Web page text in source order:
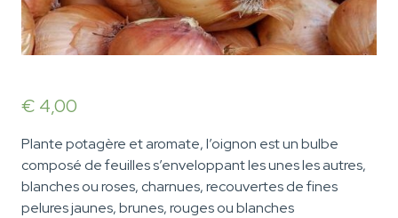
€ 4,00
Plante potagère et aromate, l’oignon est un bulbe
composé de feuilles s’enveloppant les unes les autres,
blanches ou roses, charnues, recouvertes de fines
pelures jaunes, brunes, rouges ou blanches